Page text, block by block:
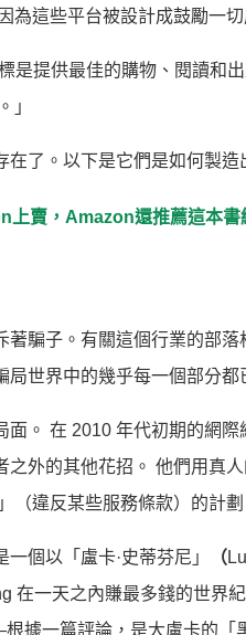
這些平台被設計成鼓勵一
是提供最佳的購物、閱讀和
」
了。以下是它們是如何製造
上賣，Amazon還推薦這本書
騙子。有關這個行業的部
世界中的幾乎每一個部分都
。 在 2010 年代初期的網
外的其他花招。 他們用真
違反某些服務條款）的計
個以「盧卡·史蒂芬尼」 （
在一天之內賺最多錢的世界
據一篇評論，是大盧卡的